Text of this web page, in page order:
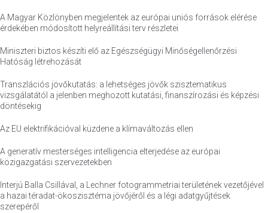
A Magyar Közlönyben megjelentek az európai uniós források elérése
érdekében módosított helyreállítási terv részletei
Miniszteri biztos készíti elő az Egészségügyi Minőségellenőrzési
Hatóság létrehozását
Transzlációs jövőkutatás: a lehetséges jövők szisztematikus
vizsgálatától a jelenben meghozott kutatási, finanszírozási és képzési
döntésekig
Az EU elektrifikációval küzdene a klímaváltozás ellen
A generatív mesterséges intelligencia elterjedése az európai
közigazgatási szervezetekben
Interjú Balla Csillával, a Lechner fotogrammetriai területének vezetőjével
a hazai téradat-ökoszisztéma jövőjéről és a légi adatgyűjtések
szerepéről